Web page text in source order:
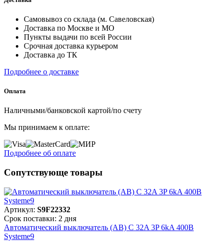
Самовывоз со склада (м. Савеловская)
Доставка по Москве и МО
Пункты выдачи по всей России
Срочная доставка курьером
Доставка до ТК
Подробнее о доставке
Оплата
Наличными/банковской картой/по счету
Мы принимаем к оплате:
Подробнее об оплате
Сопутствующе товары
Артикул: S9F22332
Срок поставки: 2 дня
Автоматический выключатель (АВ) C 32A 3P 6kA 400В
Systeme9